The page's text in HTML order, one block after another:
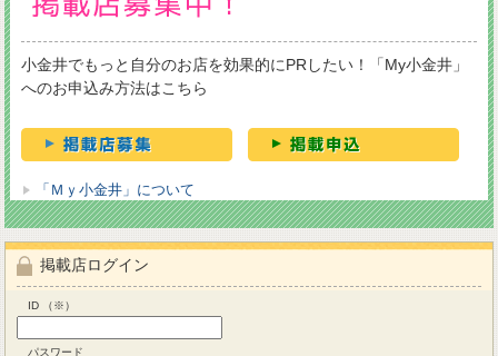
小金井でもっと自分のお店を効果的にPRしたい！「My小金井」
へのお申込み方法はこちら
「Ｍｙ小金井」について
掲載店ログイン
ID （※）
パスワード